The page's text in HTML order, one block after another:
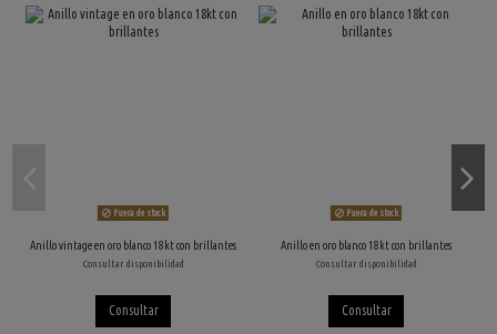
Fuera de stock
Anillo vintage en oro blanco 18kt con brillantes
Consultar disponibilidad
Consultar
Fuera de stock
Anillo en oro blanco 18kt con brillantes
Consultar disponibilidad
Consultar